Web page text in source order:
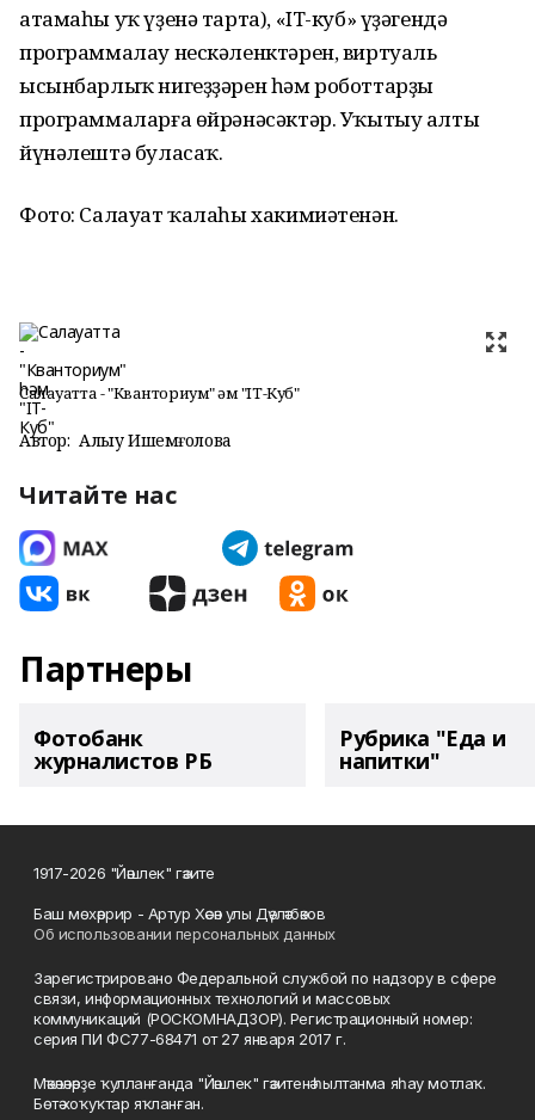
атамаһы уҡ үҙенә тарта), «IT-куб» үҙәгендә
программалау нескәленктәрен, виртуаль
ысынбарлыҡ нигеҙҙәрен һәм роботтарҙы
программаларға өйрәнәсәктәр. Уҡытыу алты
йүнәлештә буласаҡ.
Фото: Салауат ҡалаһы хакимиәтенән.
Салауатта - "Кванториум" һәм "IT-Куб"
Автор: Алһыу Ишемғолова
Читайте нас
Партнеры
Фотобанк
журналистов РБ
Рубрика "Еда и
напитки"
1917-2026 "Йәшлек" гәзите
Баш мөхәррир - Артур Хәсән улы Дәүләтбәков
Об использовании персональных данных
Зарегистрировано Федеральной службой по надзору в сфере
связи, информационных технологий и массовых
коммуникаций (РОСКОМНАДЗОР). Регистрационный номер:
серия ПИ ФС77-68471 от 27 января 2017 г.
Мәҡәләләрҙе ҡулланғанда "Йәшлек" гәзитенә һылтанма яһау мотлаҡ.
Бөтә хоҡуҡтар яҡланған.